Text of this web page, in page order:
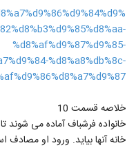
%d8%af%d9%87%d9%85-
%d8%a8%db%8c-
خلاصه قسمت 10
خانواده فرشباف آماده می
خانه آنها بیاید. ورود او‌ مصادف